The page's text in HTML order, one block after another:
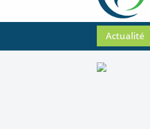
Actualité